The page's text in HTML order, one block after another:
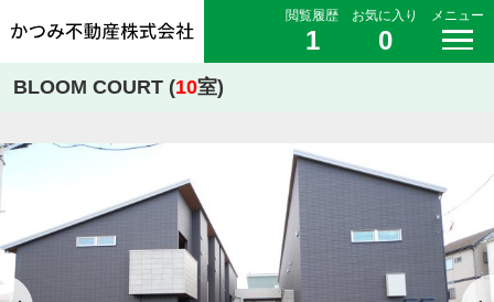
閲覧履歴
1
お気に入り
0
メニュー
BLOOM COURT (10室)